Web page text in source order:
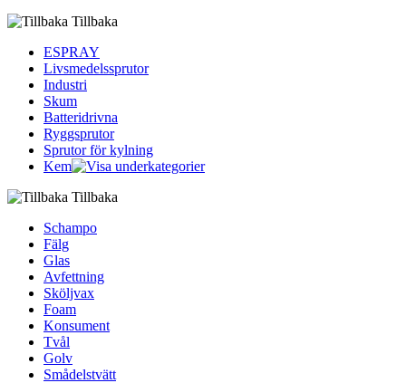
Tillbaka
ESPRAY
Livsmedelssprutor
Industri
Skum
Batteridrivna
Ryggsprutor
Sprutor för kylning
Kem
Tillbaka
Schampo
Fälg
Glas
Avfettning
Sköljvax
Foam
Konsument
Tvål
Golv
Smådelstvätt